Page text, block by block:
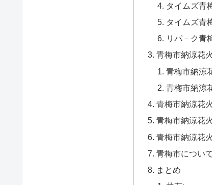
タイムズ青
タイムズ青
リパ－ク青
青梅市納涼花
青梅市納涼
青梅市納涼
青梅市納涼花
青梅市納涼花
青梅市納涼花
青梅市について
まとめ